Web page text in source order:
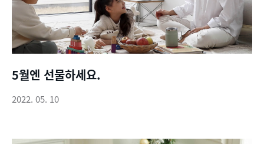
5월엔 선물하세요.
2022. 05. 10